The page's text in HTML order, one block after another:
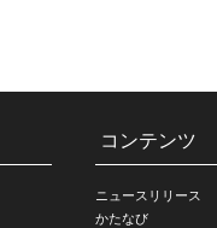
コンテンツ
ニュースリリース
かたなび